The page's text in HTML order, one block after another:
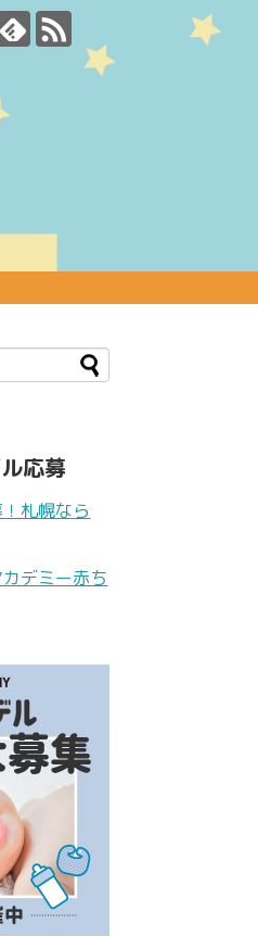
応募
札幌なら
カデミー赤ち